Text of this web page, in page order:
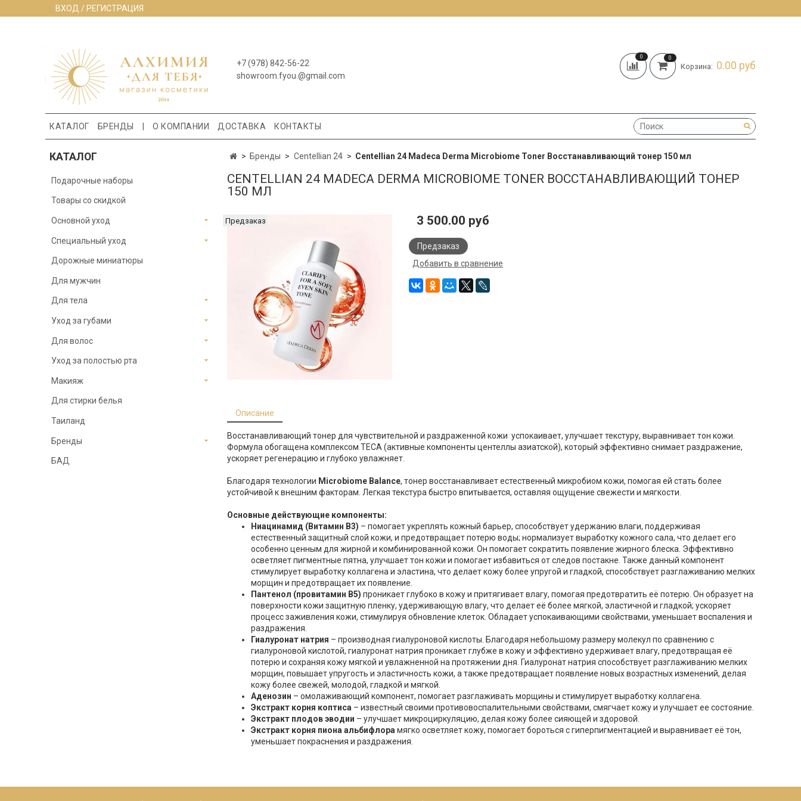
ВХОД / РЕГИСТРАЦИЯ
+7 (978) 842-56-22
showroom.fyou.@gmail.com
0 0
Корзина: 0.00 руб
КАТАЛОГ БРЕНДЫ О КОМПАНИИ ДОСТАВКА КОНТАКТЫ
Бренды Centellian 24 Centellian 24 Madeca Derma Microbiome Toner Восстанавливающий тонер 150 мл
CENTELLIAN 24 MADECA DERMA MICROBIOME TONER ВОССТАНАВЛИВАЮЩИЙ ТОНЕР
150 МЛ
Предзаказ 3 500.00 руб
Предзаказ
Добавить в сравнение
Описание
Восстанавливающий тонер для чувствительной и раздраженной кожи успокаивает, улучшает текстуру, выравнивает тон кожи.
Формула обогащена комплексом TECA (активные компоненты центеллы азиатской), который эффективно снимает раздражение,
ускоряет регенерацию и глубоко увлажняет.
Благодаря технологии Microbiome Balance, тонер восстанавливает естественный микробиом кожи, помогая ей стать более
устойчивой к внешним факторам. Легкая текстура быстро впитывается, оставляя ощущение свежести и мягкости.
Основные действующие компоненты:
Ниацинамид (Витамин B3) – помогает укреплять кожный барьер, способствует удержанию влаги, поддерживая
естественный защитный слой кожи, и предотвращает потерю воды; нормализует выработку кожного сала, что делает его
особенно ценным для жирной и комбинированной кожи. Он помогает сократить появление жирного блеска. Эффективно
осветляет пигментные пятна, улучшает тон кожи и помогает избавиться от следов постакне. Также данный компонент
стимулирует выработку коллагена и эластина, что делает кожу более упругой и гладкой, способствует разглаживанию мелких
морщин и предотвращает их появление.
Пантенол (провитамин B5) проникает глубоко в кожу и притягивает влагу, помогая предотвратить её потерю. Он образует на
поверхности кожи защитную пленку, удерживающую влагу, что делает её более мягкой, эластичной и гладкой; ускоряет
процесс заживления кожи, стимулируя обновление клеток. Обладает успокаивающими свойствами, уменьшает воспаления и
раздражения.
Гиалуронат натрия – производная гиалуроновой кислоты. Благодаря небольшому размеру молекул по сравнению с
гиалуроновой кислотой, гиалуронат натрия проникает глубже в кожу и эффективно удерживает влагу, предотвращая её
потерю и сохраняя кожу мягкой и увлажненной на протяжении дня. Гиалуронат натрия способствует разглаживанию мелких
морщин, повышает упругость и эластичность кожи, а также предотвращает появление новых возрастных изменений, делая
кожу более свежей, молодой, гладкой и мягкой.
Аденозин – омолаживающий компонент, помогает разглаживать морщины и стимулирует выработку коллагена.
Экстракт корня коптиса – известный своими противовоспалительными свойствами, смягчает кожу и улучшает ее состояние.
Экстракт плодов эводии – улучшает микроциркуляцию, делая кожу более сияющей и здоровой.
Экстракт корня пиона альбифлора мягко осветляет кожу, помогает бороться с гиперпигментацией и выравнивает её тон,
уменьшает покраснения и раздражения.
КАТАЛОГ
Подарочные наборы
Товары со скидкой
Основной уход
Специальный уход
Дорожные миниатюры
Для мужчин
Для тела
Уход за губами
Для волос
Уход за полостью рта
Макияж
Для стирки белья
Таиланд
Бренды
БАД